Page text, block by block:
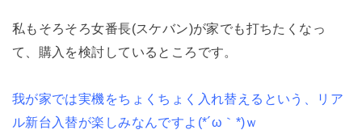
私もそろそろ女番長(スケバン)が家でも打ちたくなっ
て、購入を検討しているところです。
我が家では実機をちょくちょく入れ替えるという、リア
ル新台入替が楽しみなんですよ(*´ω｀*)ｗ